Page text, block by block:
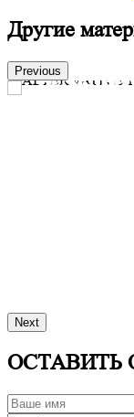
Другие
Previous
Next
ОСТАВИТЬ